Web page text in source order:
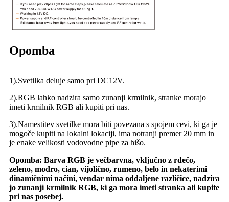
Opomba
1).Svetilka deluje samo pri DC12V.
2).RGB lahko nadzira samo zunanji krmilnik, stranke morajo
imeti krmilnik RGB ali kupiti pri nas.
3).Namestitev svetilke mora biti povezana s spojem cevi, ki ga je
mogoče kupiti na lokalni lokaciji, ima notranji premer 20 mm in
je enake velikosti vodovodne pipe za hišo.
Opomba: Barva RGB je večbarvna, vključno z rdečo,
zeleno, modro, cian, vijolično, rumeno, belo in nekaterimi
dinamičnimi načini, vendar nima oddaljene različice, nadzira
jo zunanji krmilnik RGB, ki ga mora imeti stranka ali kupite
pri nas posebej.